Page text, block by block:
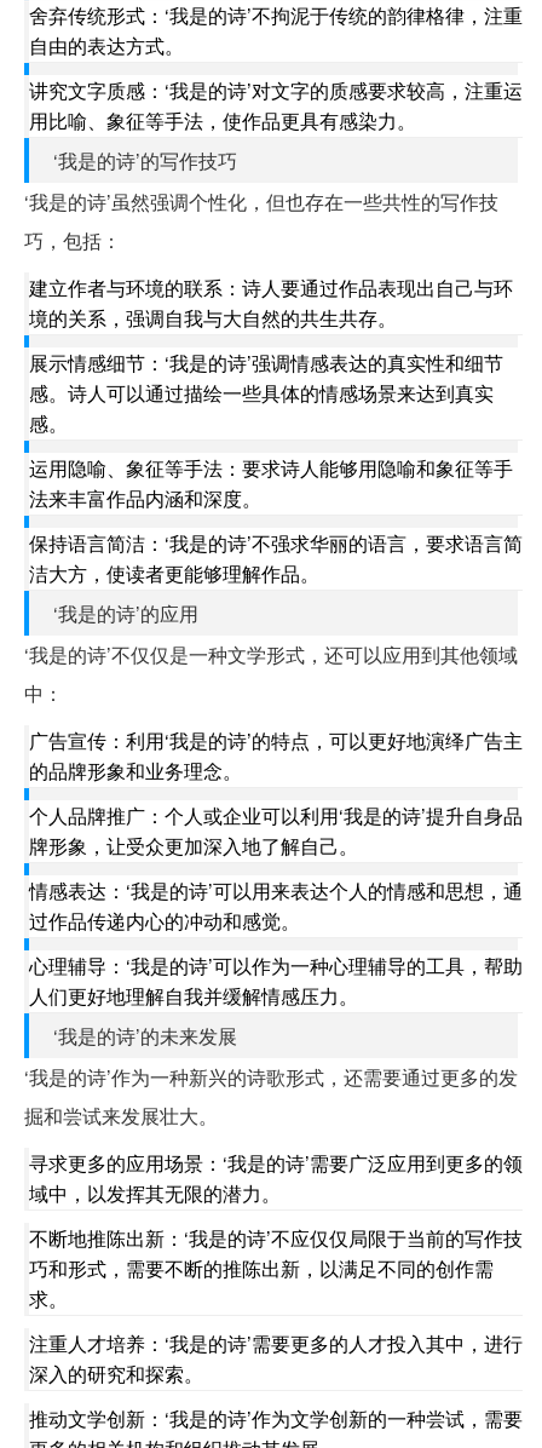
舍弃传统形式：‘我是的诗’不拘泥于传统的韵律格律，注重
自由的表达方式。
讲究文字质感：‘我是的诗’对文字的质感要求较高，注重运
用比喻、象征等手法，使作品更具有感染力。
‘我是的诗’的写作技巧
‘我是的诗’虽然强调个性化，但也存在一些共性的写作技
巧，包括：
建立作者与环境的联系：诗人要通过作品表现出自己与环
境的关系，强调自我与大自然的共生共存。
展示情感细节：‘我是的诗’强调情感表达的真实性和细节
感。诗人可以通过描绘一些具体的情感场景来达到真实
感。
运用隐喻、象征等手法：要求诗人能够用隐喻和象征等手
法来丰富作品内涵和深度。
保持语言简洁：‘我是的诗’不强求华丽的语言，要求语言简
洁大方，使读者更能够理解作品。
‘我是的诗’的应用
‘我是的诗’不仅仅是一种文学形式，还可以应用到其他领域
中：
广告宣传：利用‘我是的诗’的特点，可以更好地演绎广告主
的品牌形象和业务理念。
个人品牌推广：个人或企业可以利用‘我是的诗’提升自身品
牌形象，让受众更加深入地了解自己。
情感表达：‘我是的诗’可以用来表达个人的情感和思想，通
过作品传递内心的冲动和感觉。
心理辅导：‘我是的诗’可以作为一种心理辅导的工具，帮助
人们更好地理解自我并缓解情感压力。
‘我是的诗’的未来发展
‘我是的诗’作为一种新兴的诗歌形式，还需要通过更多的发
掘和尝试来发展壮大。
寻求更多的应用场景：‘我是的诗’需要广泛应用到更多的领
域中，以发挥其无限的潜力。
不断地推陈出新：‘我是的诗’不应仅仅局限于当前的写作技
巧和形式，需要不断的推陈出新，以满足不同的创作需
求。
注重人才培养：‘我是的诗’需要更多的人才投入其中，进行
深入的研究和探索。
推动文学创新：‘我是的诗’作为文学创新的一种尝试，需要